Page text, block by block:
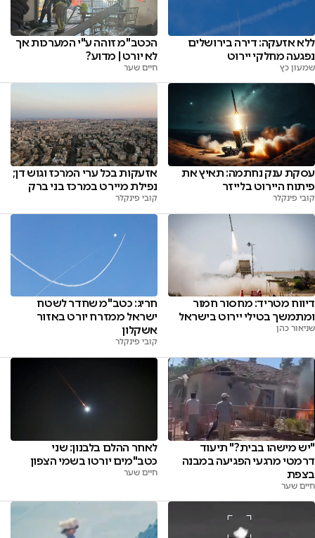
ללא אזעקה: דירה בירושלים
נפגעה מחלקי יירוט
שמעון כץ
הכטב"מ זוהה ע"י המערכות אך
לא יורט | מדוע?
חיים שער
עסקת ענק נחתמה: תאיץ את
פיתוח היירוט בלייזר
קובי פינקלר
אזעקות בכל ערי המרכז וגוש דן;
נפילת מיירט במרכז בני ברק
קובי פינקלר
דיווח מטריד: מחסור חמור
ומתמשך בטילי יירוט בישראל
שניאור כהן
חריג: כטב"מ שחדר לשטח
ישראל ממזרח יורט באזור
אשקלון
קובי פינקלר
"יש מישהו בבית?" תיעוד
דרמטי מרגעי הפגיעה במבנה
בצפת
חיים שער
לאחר ההלם בלבנון: שני
כטב"מים יורטו בשמי הצפון
חיים שער